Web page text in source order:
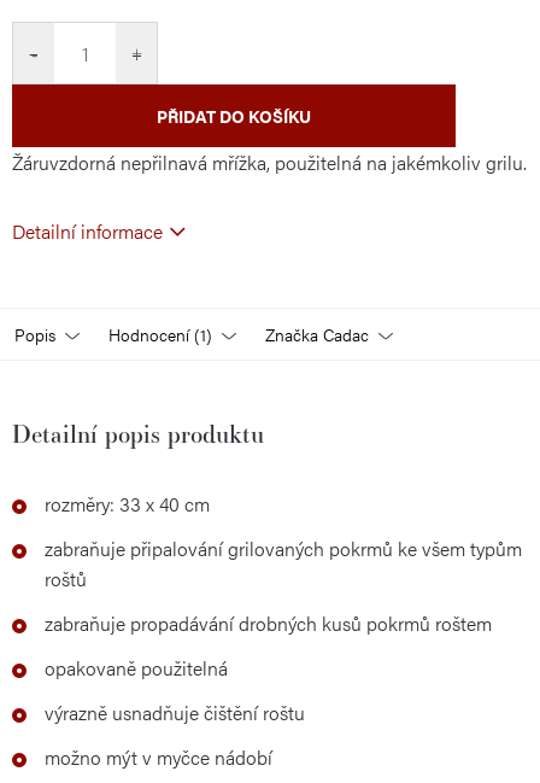
+
−
PŘIDAT DO KOŠÍKU
Žáruvzdorná nepřilnavá mřížka, použitelná na jakémkoliv grilu.
Detailní informace
Popis Hodnocení (1) Značka Cadac
Detailní popis produktu
rozměry: 33 x 40 cm
zabraňuje připalování grilovaných pokrmů ke všem typům
roštů
zabraňuje propadávání drobných kusů pokrmů roštem
opakovaně použitelná
výrazně usnadňuje čištění roštu
možno mýt v myčce nádobí